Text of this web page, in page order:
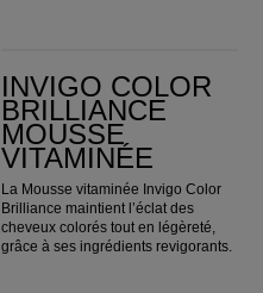
INVIGO COLOR
BRILLIANCE
MOUSSE
VITAMINÉE
La Mousse vitaminée Invigo Color
Brilliance maintient l’éclat des
cheveux colorés tout en légèreté,
grâce à ses ingrédients revigorants.